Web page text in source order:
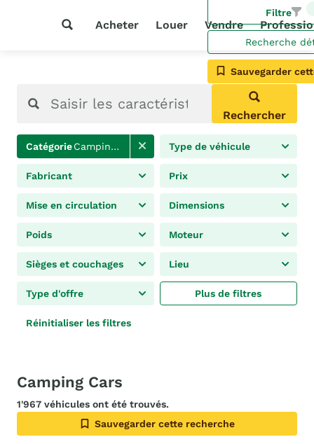
Acheter Louer Vendre
Filtre
Recherche
Sauvegarder
Rechercher
CatégorieCamping Cars Type de véhicule
Fabricant Prix
Mise en circulation Dimensions
Poids Moteur
Sièges et couchages Lieu
Type d'offre Plus de filtres
Réinitialiser les filtres
Camping Cars
1'967 véhicules ont été trouvés.
Sauvegarder cette recherche